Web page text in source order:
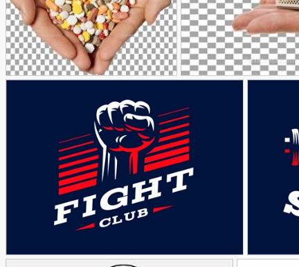
تومان عکس انواع دارو در دست
51